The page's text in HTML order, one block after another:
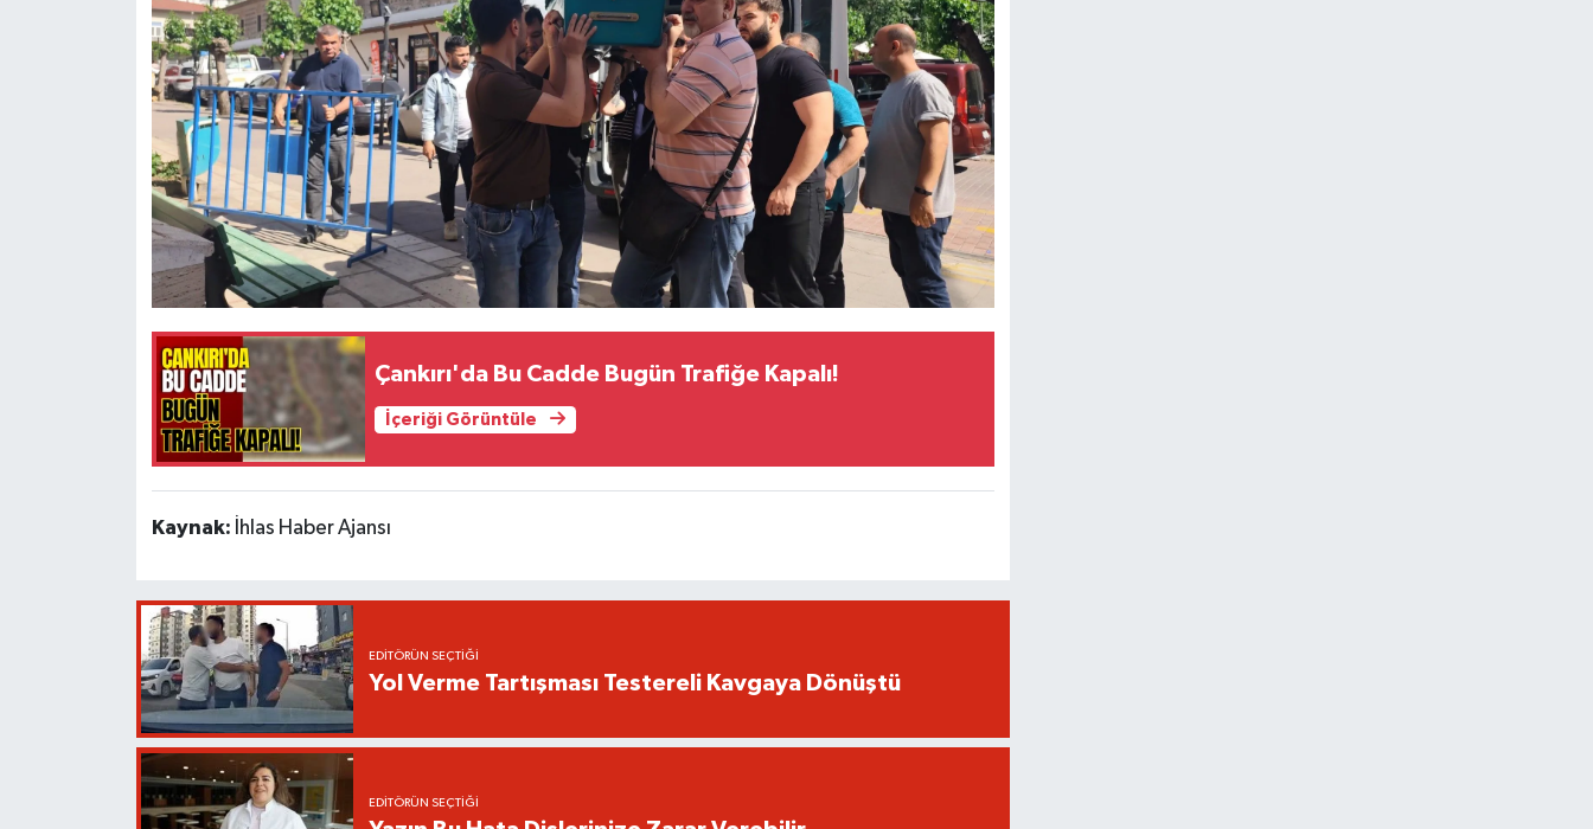
Çankırı'da Bu Cadde Bugün Trafiğe Kapalı!
İçeriği Görüntüle
Kaynak: İhlas Haber Ajansı
EDITÖRÜN SEÇTIĞI
Yol Verme Tartışması Testereli Kavgaya Dönüştü
EDITÖRÜN SEÇTIĞI